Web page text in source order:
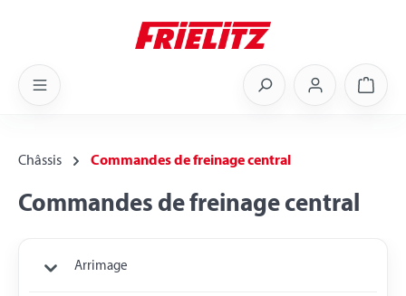
Châssis Commandes de freinage central
Commandes de freinage central
Arrimage